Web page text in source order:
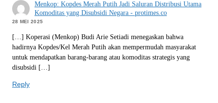
Menkop: Kopdes Merah Putih Jadi Saluran Distribusi Utama
Komoditas yang Disubsidi Negara - protimes.co
28 MEI 2025
[…] Koperasi (Menkop) Budi Arie Setiadi menegaskan bahwa
hadirnya Kopdes/Kel Merah Putih akan mempermudah masyarakat
untuk mendapatkan barang-barang atau komoditas strategis yang
disubsidi […]
Reply